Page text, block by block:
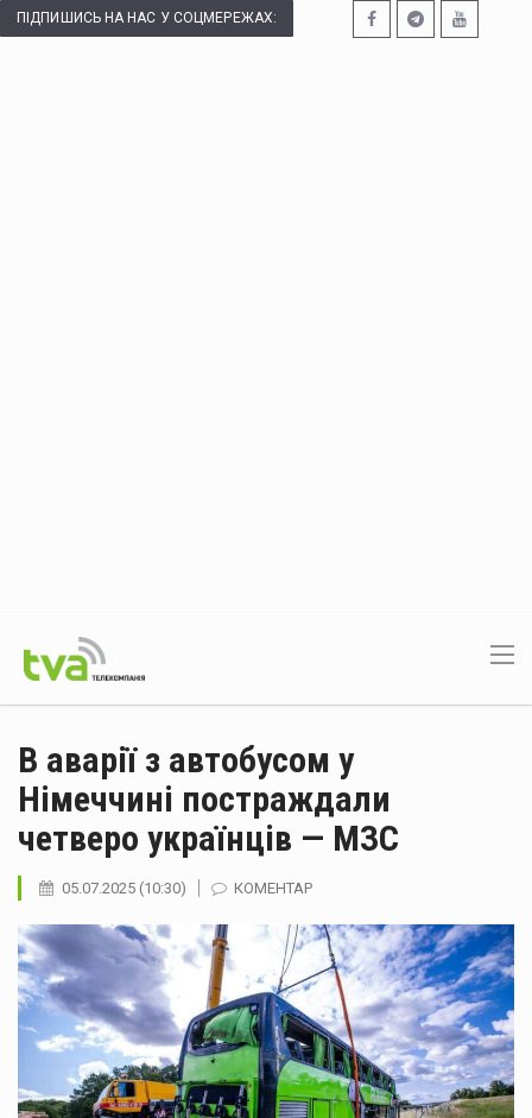
ПІДПИШИСЬ НА НАС У СОЦМЕРЕЖАХ:
В аварії з автобусом у
Німеччині постраждали
четверо українців — МЗС
05.07.2025 (10:30) КОМЕНТАР